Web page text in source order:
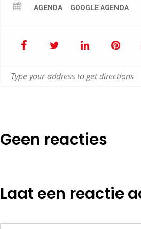
AGENDA GOOGLE AGENDA
Geen reacties
Laat een reactie